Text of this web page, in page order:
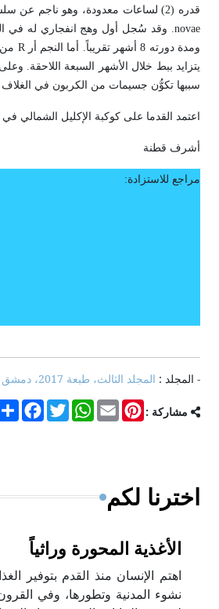
قدره (2) لساعات معدودة، وهو ناجم عن سلسلة من التفاعلات النووية والانفجار اللاحق بها. ويعد النجم تي
novae. وقد سُجل أول وهج انفجاري له في العام 1866، وأحدثُ وهج انفجاري له في العام
ومدة دورته 8 أشهر تقريباً. أما النجم أر
R
سببها تكوُّن جسيمات من الكربون في الغلاف
اعتمد القدما على كوكبة الإكليل الشمالي
أشرف قطنة
مراجع للاستزادة:
- المجلد : المجلد الثالث، طبعة 2017، دمشق
مشاركة : Twitter
WhatsAppEmail
Pinterest
اخترنا لكم
الأغذية المحورة وراثياً
اهتم الإنسان منذ القدم بتوفير
نشوء المدنية وتطورها، وفي